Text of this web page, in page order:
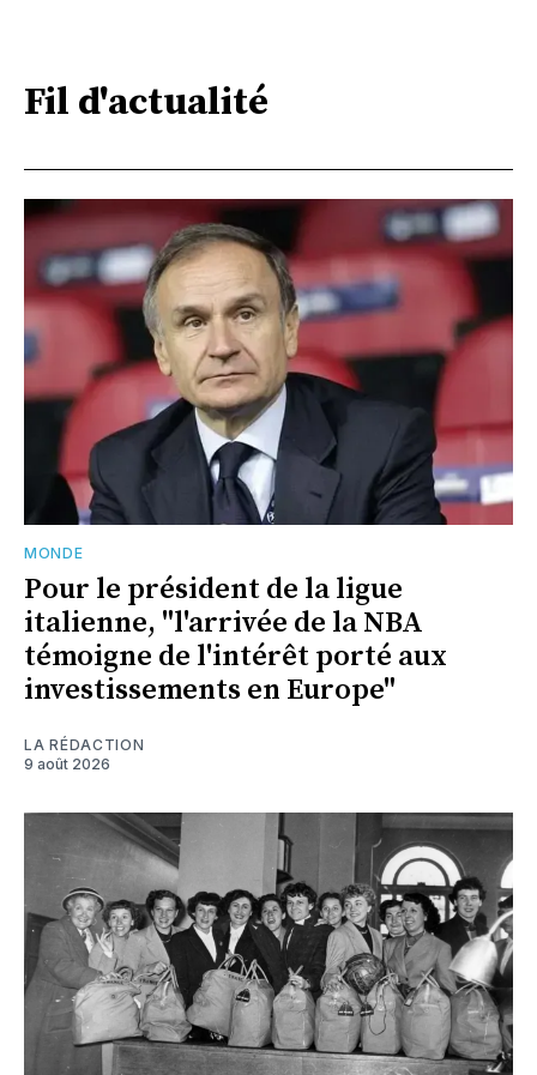
Fil d'actualité
MONDE
Pour le président de la ligue
italienne, "l'arrivée de la NBA
témoigne de l'intérêt porté aux
investissements en Europe"
LA RÉDACTION
9 août 2026